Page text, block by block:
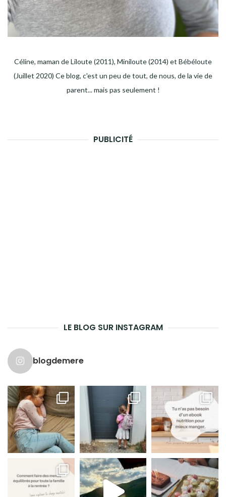
Céline, maman de Liloute (2011), Miniloute (2014) et Bébéloute
(Juillet 2020) Ce blog, c'est un peu de tout, de nous, de la vie de
parent... mais pas seulement !
PUBLICITÉ
LE BLOG SUR INSTAGRAM
blogdemere